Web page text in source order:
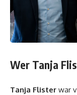
Wer Tanja
Tanja Flister war